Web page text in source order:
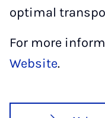
optimal
For more
Website.